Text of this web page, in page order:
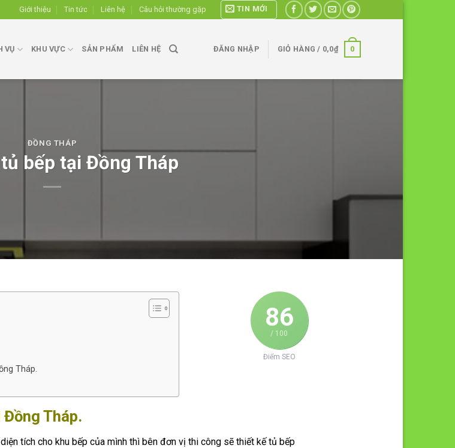
Giới thiệu Tin tức Liên hệ Câu hỏi thường gặp TIN MỚI
VỤ KHU VỰC SẢN PHẨM LIÊN HỆ ĐĂNG NHẬP GIỎ HÀNG / 0,0₫ 0
ĐỒNG THÁP
bếp tại Đồng Tháp
86
/ 100
Điểm SEO
Tháp.
Tháp.
tích cho khu bếp của mình thì bên đơn vị thi công sẽ thiết kế tủ bếp